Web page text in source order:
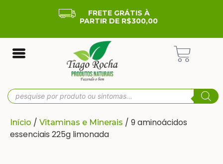
FRETE GRÁTIS À
PARTIR DE R$300,00
Início / Vitaminas e Minerais / 9 aminoácidos
essenciais 225g limonada